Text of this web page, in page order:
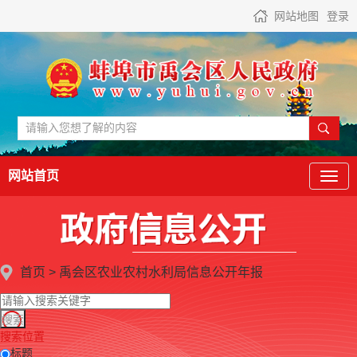
网站地图 登录
网站首页
首页 > 禹会区农业农村水利局信息公开年报
搜索位置
标题